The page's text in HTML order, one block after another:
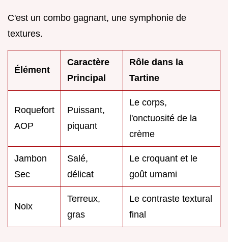
C'est un combo gagnant, une symphonie de
textures.
Élément
Caractère
Principal
Rôle dans la
Tartine
Roquefort
AOP
Puissant,
piquant
Le corps,
l'onctuosité de la
crème
Jambon
Sec
Salé,
délicat
Le croquant et le
goût umami
Noix
Terreux,
gras
Le contraste textural
final